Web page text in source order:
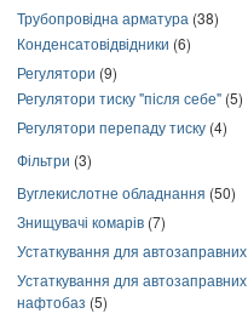
Трубопровідна арматура (38)
Конденсатовідвідники (6)
Регулятори (9)
Регулятори тиску "після себе" (5)
Регулятори перепаду тиску (4)
Фільтри (3)
Вуглекислотне обладнання (50)
Знищувачі комарів (7)
Устаткування для автозаправних
Устаткування для
нафтобаз (5)